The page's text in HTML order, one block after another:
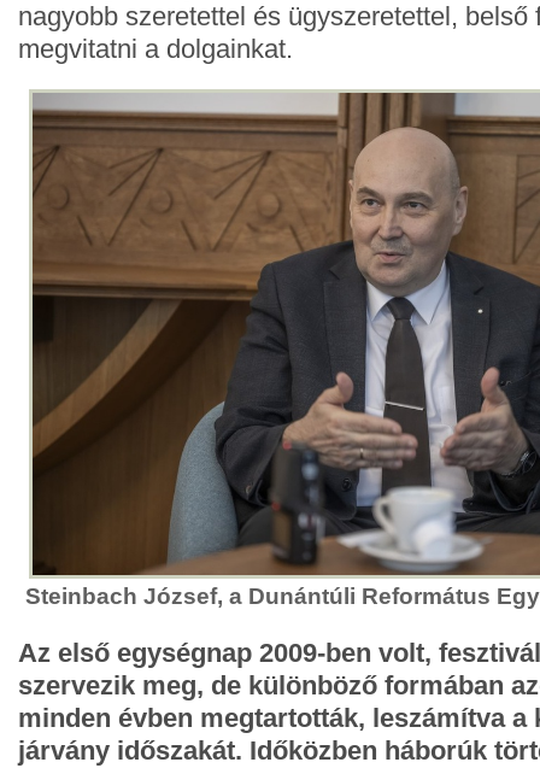
nagyobb szeretettel és ügyszeretettel, belső
megvitatni a dolgainkat.
Steinbach József, a Dunántúli Református
Az első egységnap 2009-ben volt,
szervezik meg, de különböző formában
minden évben megtartották, leszámítva a
járvány időszakát. Időközben háborúk